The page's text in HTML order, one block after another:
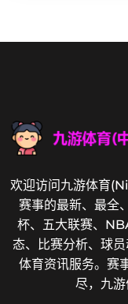
欢迎访问九游体育
赛事的最新、最全
杯、五大联赛、
态、比赛分析、球
体育资讯服务。赛
尽，九游